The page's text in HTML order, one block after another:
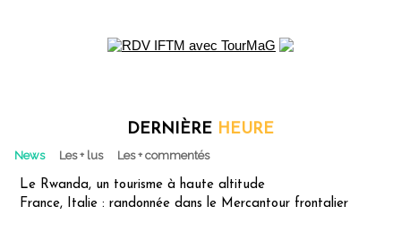
DERNIÈRE HEURE
News Les + lus Les + commentés
Le Rwanda, un tourisme à haute altitude
France, Italie : randonnée dans le Mercantour frontalier